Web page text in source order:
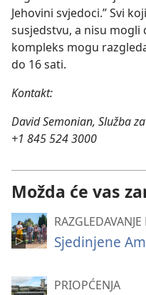
Jehovini svjedoci.” Svi
susjedstvu, a nisu
kompleks mogu
do 16 sati.
Kontakt:
David Semonian, Služba
+1 845 524 3000
Možda će vas
RAZGLEDAVANJE
Sjedinjene
PRIOPĆENJA